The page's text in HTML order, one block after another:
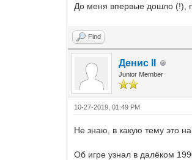
До меня впервые дошло (!),
Find
Денис II
Junior Member
10-27-2019, 01:49 PM
Не знаю, в какую тему это
Об игре узнал в далёком